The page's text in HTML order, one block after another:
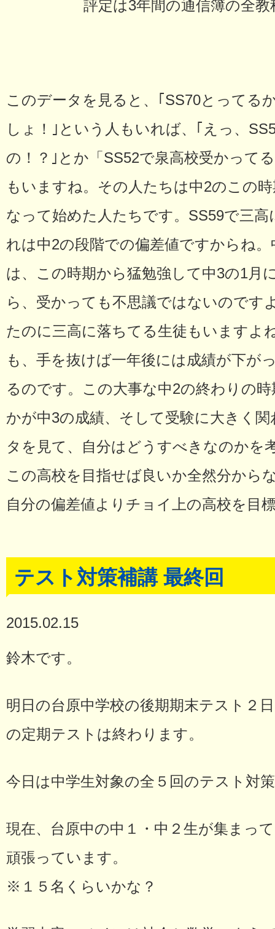
評定は3年間の通信簿の全
このデータを見ると、｢SS70とってる
しょ！｣という人もいれば、｢えっ、
の！？｣とか「SS52で泉高校受かって
もいますね。その人たちは中2のこの
なって始めた人たちです。SS59で三
れは中2の段階での偏差値ですからね
は、この時期から猛勉強して中3の1月
ら、受かっても不思議ではないのです
たのに三高に落ちてる生徒もいますよ
も、手を抜けば一年後には成績が下が
るのです。この大事な中2の終わりの
かが中3の成績、そして受験に大きく
タを見て、自分はどうすべきなのかを
この高校を目指せば良いか全然分から
自分の偏差値よりチョイ上の高校を目
テスト対策補講 最終回
2015.02.15
鈴木です。
明日の台原中学校の後期期末テスト２
の定期テストは終わります。
今日は中学生対象の全５回のテスト対
現在、台原中の中１・中２生が集まっ
頑張っています。
※１５名くらいかな？